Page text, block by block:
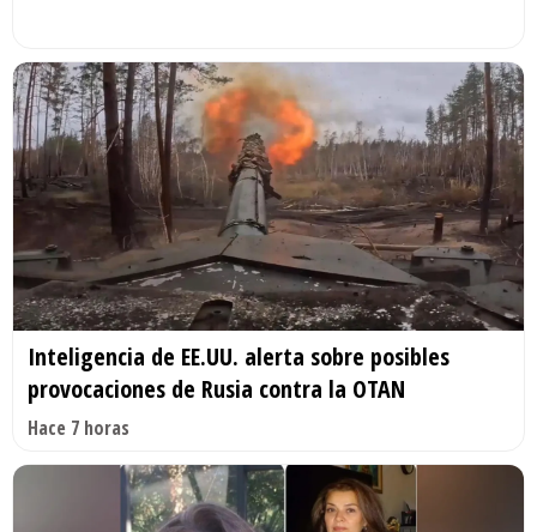
Inteligencia de EE.UU. alerta sobre posibles
provocaciones de Rusia contra la OTAN
Hace 7 horas